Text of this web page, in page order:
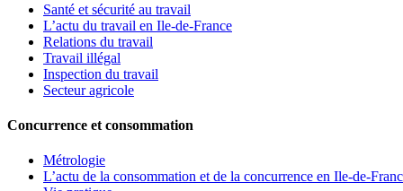
Santé et sécurité au travail
L’actu du travail en Ile-de-France
Relations du travail
Travail illégal
Inspection du travail
Secteur agricole
Concurrence et consommation
Métrologie
L’actu de la consommation et de la concurrence en Ile-de-